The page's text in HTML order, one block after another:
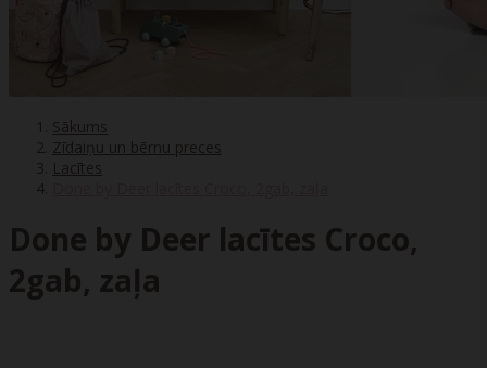
Sākums
Zīdaiņu un bērnu preces
Lacītes
Done by Deer lacītes Croco,
2gab, zaļa